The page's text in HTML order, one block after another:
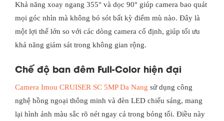
Khả năng xoay ngang 355° và dọc 90° giúp camera bao quát
mọi góc nhìn mà không bỏ sót bất kỳ điểm mù nào. Đây là
một lợi thế lớn so với các dòng camera cố định, giúp tối ưu
khả năng giám sát trong không gian rộng.
Chế độ ban đêm Full-Color hiện đại
Camera Imou CRUISER SC 5MP Da Nang sử dụng công
nghệ hồng ngoại thông minh và đèn LED chiếu sáng, mang
lại hình ảnh màu sắc rõ nét ngay cả trong bóng tối. Điều này